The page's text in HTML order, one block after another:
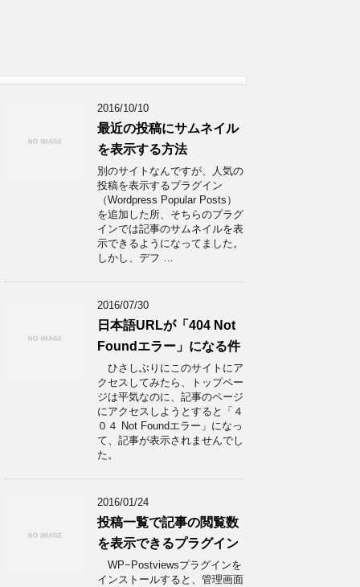
2016/10/10
最近の投稿にサムネイル
を表示する方法
別のサイトなんですが、人気の
投稿を表示するプラグイン
（Wordpress Popular Posts）
を追加した所、そちらのプラグ
インでは記事のサムネイルを表
示できるようになってました。
しかし、デフ …
2016/07/30
日本語URLが「404 Not
Foundエラー」になる件
ひさしぶりにこのサイトにア
クセスしてみたら、トップペー
ジは平気なのに、記事のページ
にアクセスしようとすると「４
０４ Not Foundエラー」になっ
て、記事が表示されませんでし
た。
2016/01/24
投稿一覧で記事の閲覧数
を表示できるプラグイン
WP−Postviewsプラグインを
インストールすると、管理画面